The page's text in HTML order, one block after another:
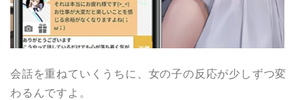
会話を重ねていくうちに、女の子の反応が少しずつ変
わるんですよ。